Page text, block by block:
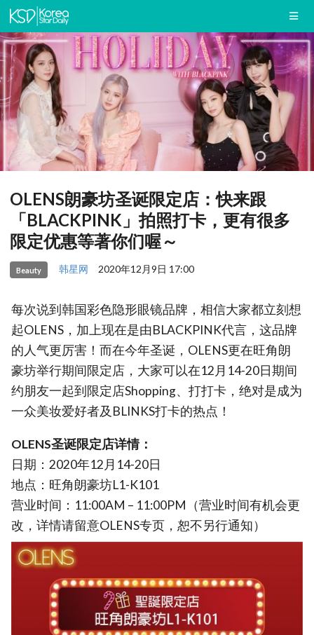
OLENS朗豪坊圣诞限定店：快来跟
「BLACKPINK」拍照打卡，更有很多
限定优惠等著你们喔～
Beauty 韩星网 2020年12月9日 17:00
每次说到韩国彩色隐形眼镜品牌，相信大家都立刻想
起OLENS，加上现在是由BLACKPINK代言，这品牌
的人气更厉害！而在今年圣诞，OLENS更在旺角朗
豪坊举行期间限定店，大家可以在12月14-20日期间
约朋友一起到限定店Shopping、打打卡，绝对是成为
一众美妆爱好者及BLINKS打卡的热点！
OLENS圣诞限定店详情：
日期：2020年12月14-20日
地点：旺角朗豪坊L1-K101
营业时间：11:00AM – 11:00PM（营业时间有机会更
改，详情请留意OLENS专页，恕不另行通知）